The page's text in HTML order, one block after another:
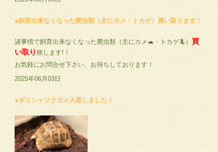
●飼育出来なくなった爬虫類（主にカメ・トカゲ）買い取ります！
諸事情で飼育出来なくなった爬虫類（主にカメ🐢・トカゲ🦎） 買
い取り 致します!！
お気軽にお問合せ下さい、お待ちしております！
2025年06月03日
●ギリシャリクガメ入荷しました！